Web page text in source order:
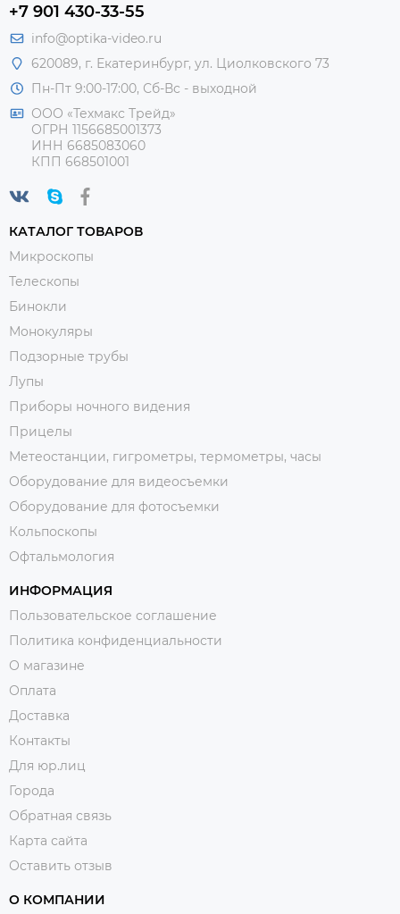
+7 901 430-33-55
info@optika-video.ru
620089, г. Екатеринбург, ул. Циолковского 73
Пн-Пт 9:00-17:00, Сб-Вс - выходной
ООО «Техмакс Трейд»
ОГРН 1156685001373
ИНН 6685083060
КПП 668501001
КАТАЛОГ ТОВАРОВ
Микроскопы
Телескопы
Бинокли
Монокуляры
Подзорные трубы
Лупы
Приборы ночного видения
Прицелы
Метеостанции, гигрометры, термометры, часы
Оборудование для видеосъемки
Оборудование для фотосъемки
Кольпоскопы
Офтальмология
ИНФОРМАЦИЯ
Пользовательское соглашение
Политика конфиденциальности
О магазине
Оплата
Доставка
Контакты
Для юр.лиц
Города
Обратная связь
Карта сайта
Оставить отзыв
О КОМПАНИИ